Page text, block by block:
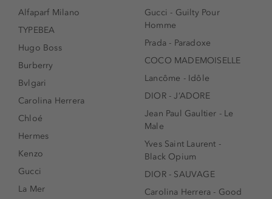
Alfaparf Milano
TYPEBEA
Hugo Boss
Burberry
Bvlgari
Carolina Herrera
Chloé
Hermes
Kenzo
Gucci
La Mer
Gucci - Guilty Pour
Homme
Prada - Paradoxe
COCO MADEMOISELLE
Lancôme - Idôle
DIOR - J’ADORE
Jean Paul Gaultier - Le
Male
Yves Saint Laurent -
Black Opium
DIOR - SAUVAGE
Carolina Herrera - Good